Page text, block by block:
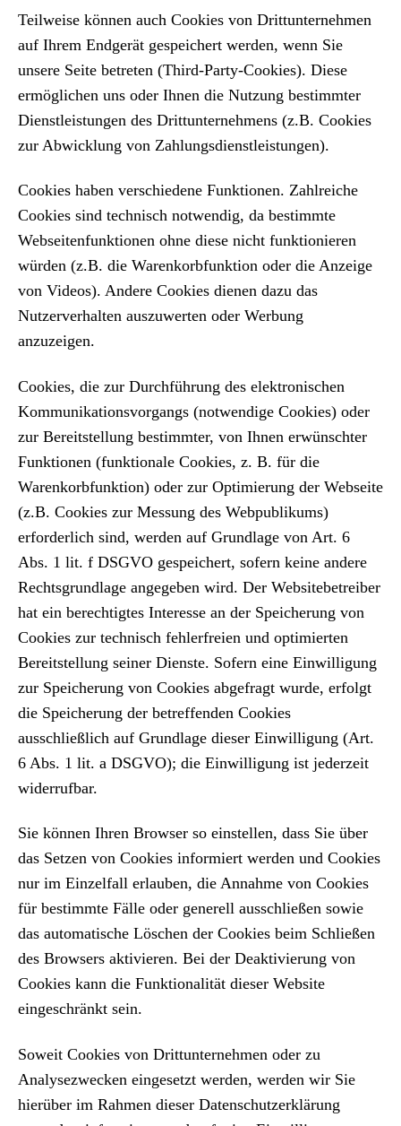
Teilweise können auch Cookies von Drittunternehmen
auf Ihrem Endgerät gespeichert werden, wenn Sie
unsere Seite betreten (Third-Party-Cookies). Diese
ermöglichen uns oder Ihnen die Nutzung bestimmter
Dienstleistungen des Drittunternehmens (z.B. Cookies
zur Abwicklung von Zahlungsdienstleistungen).
Cookies haben verschiedene Funktionen. Zahlreiche
Cookies sind technisch notwendig, da bestimmte
Webseitenfunktionen ohne diese nicht funktionieren
würden (z.B. die Warenkorbfunktion oder die Anzeige
von Videos). Andere Cookies dienen dazu das
Nutzerverhalten auszuwerten oder Werbung
anzuzeigen.
Cookies, die zur Durchführung des elektronischen
Kommunikationsvorgangs (notwendige Cookies) oder
zur Bereitstellung bestimmter, von Ihnen erwünschter
Funktionen (funktionale Cookies, z. B. für die
Warenkorbfunktion) oder zur Optimierung der Webseite
(z.B. Cookies zur Messung des Webpublikums)
erforderlich sind, werden auf Grundlage von Art. 6
Abs. 1 lit. f DSGVO gespeichert, sofern keine andere
Rechtsgrundlage angegeben wird. Der Websitebetreiber
hat ein berechtigtes Interesse an der Speicherung von
Cookies zur technisch fehlerfreien und optimierten
Bereitstellung seiner Dienste. Sofern eine Einwilligung
zur Speicherung von Cookies abgefragt wurde, erfolgt
die Speicherung der betreffenden Cookies
ausschließlich auf Grundlage dieser Einwilligung (Art.
6 Abs. 1 lit. a DSGVO); die Einwilligung ist jederzeit
widerrufbar.
Sie können Ihren Browser so einstellen, dass Sie über
das Setzen von Cookies informiert werden und Cookies
nur im Einzelfall erlauben, die Annahme von Cookies
für bestimmte Fälle oder generell ausschließen sowie
das automatische Löschen der Cookies beim Schließen
des Browsers aktivieren. Bei der Deaktivierung von
Cookies kann die Funktionalität dieser Website
eingeschränkt sein.
Soweit Cookies von Drittunternehmen oder zu
Analysezwecken eingesetzt werden, werden wir Sie
hierüber im Rahmen dieser Datenschutzerklärung